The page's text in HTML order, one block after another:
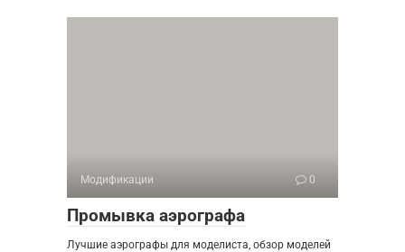
Модификации 0
Промывка аэрографа
Лучшие аэрографы для моделиста, обзор моделей